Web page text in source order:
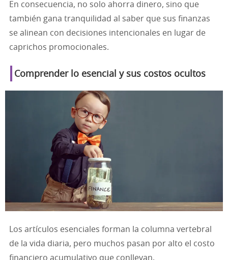
En consecuencia, no solo ahorra dinero, sino que
también gana tranquilidad al saber que sus finanzas
se alinean con decisiones intencionales en lugar de
caprichos promocionales.
Comprender lo esencial y sus costos ocultos
Los artículos esenciales forman la columna vertebral
de la vida diaria, pero muchos pasan por alto el costo
financiero acumulativo que conllevan.